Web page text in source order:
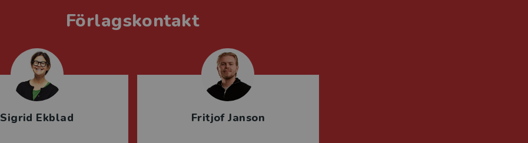
Förlagskontakt
Sigrid Ekblad Fritjof Janson